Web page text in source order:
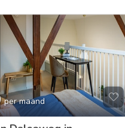
per maand